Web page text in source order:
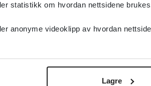
statistikk om hvordan nettsidene
anonyme videoklipp av hvordan
Lagre
Befolkningens